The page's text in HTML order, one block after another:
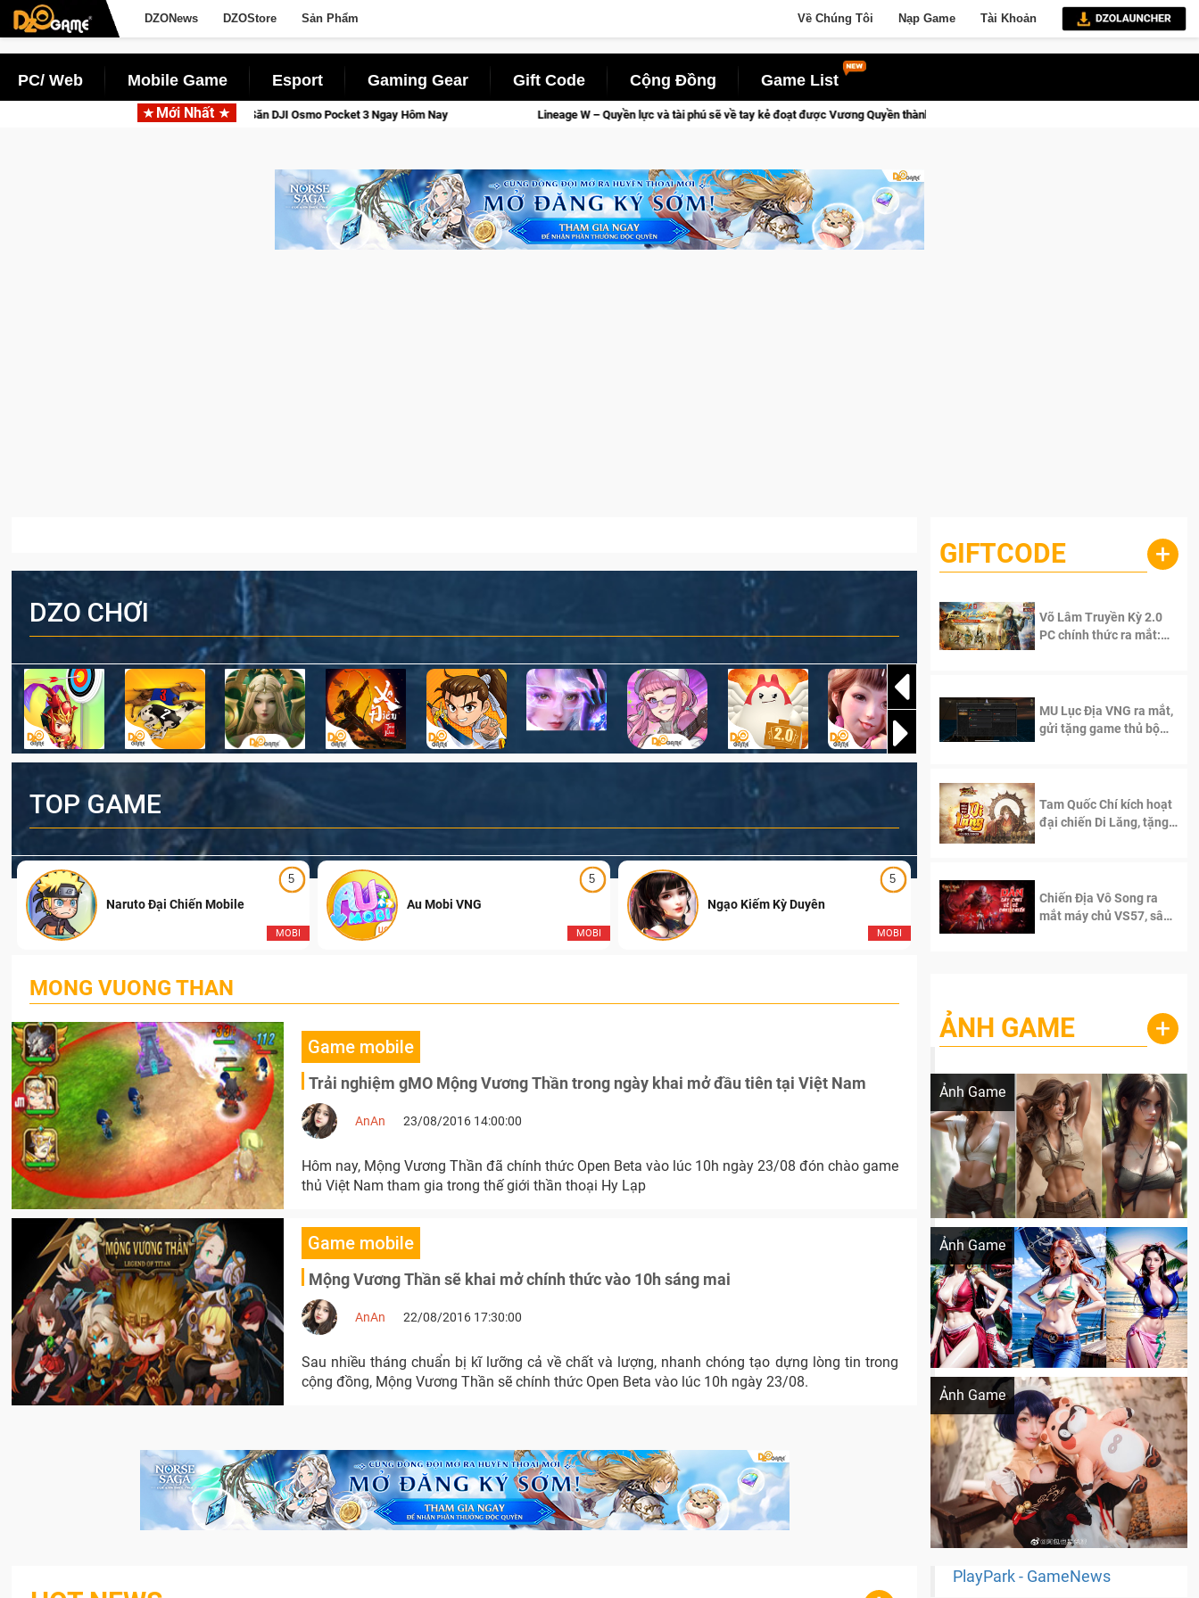
DZONews DZOStore Sản Phẩm Về Chúng Tôi Nạp Game Tài Khoản
PC/ Web Mobile Game Esport Gaming Gear Gift Code Cộng Đồng Game List
Mới Nhất
Cửu Giới Thức Tỉnh, Săn DJI Osmo Pocket 3 Ngay Hôm Nay Lineage W – Quyền lực và tài phú sẽ về tay kẻ đoạt được Vương Quyền thành Kent sắp tới!
DZO CHƠI
TOP GAME
5
MOBI
Naruto Đại Chiến Mobile
5
MOBI
Au Mobi VNG
5
MOBI
Ngạo Kiếm Kỳ Duyên Ngạo Thiên Mobile
MONG VUONG THAN
Game mobile
Trải nghiệm gMO Mộng Vương Thần trong ngày khai mở đầu tiên tại Việt Nam
AnAn 23/08/2016 14:00:00
Hôm nay, Mộng Vương Thần đã chính thức Open Beta vào lúc 10h ngày 23/08 đón chào game
thủ Việt Nam tham gia trong thế giới thần thoại Hy Lạp
Game mobile
Mộng Vương Thần sẽ khai mở chính thức vào 10h sáng mai
AnAn 22/08/2016 17:30:00
Sau nhiều tháng chuẩn bị kĩ lưỡng cả về chất và lượng, nhanh chóng tạo dựng lòng tin trong
cộng đồng, Mộng Vương Thần sẽ chính thức Open Beta vào lúc 10h ngày 23/08.
GIFTCODE +
Võ Lâm Truyền Kỳ 2.0
PC chính thức ra mắt:
MU Lục Địa VNG ra mắt,
gửi tặng game thủ bộ
Tam Quốc Chí kích hoạt
đại chiến Di Lăng, tặng
Chiến Địa Vô Song ra
mắt máy chủ VS57, sân
ẢNH GAME +
Ảnh Game
Lala Croft vừa nóng vừa xinh dưới nét vẽ
Ảnh Game
Khi AI Cosplay gái đẹp One Piece
Ảnh Game
Cosplay Xiangling siêu cute
PlayPark - GameNews